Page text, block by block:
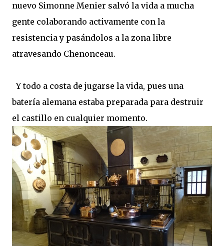
nuevo Simonne Menier salvó la vida a mucha
gente colaborando activamente con la
resistencia y pasándolos a la zona libre
atravesando Chenonceau.
Y todo a costa de jugarse la vida, pues una
batería alemana estaba preparada para destruir
el castillo en cualquier momento.